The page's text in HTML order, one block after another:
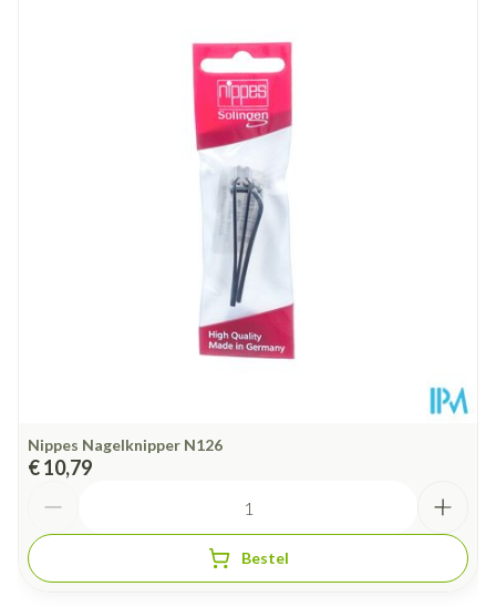
7 mm
Kamertemperatuur (15°C - 25°C)
Nippes Nagelknipper N126
€ 10,79
Bestel